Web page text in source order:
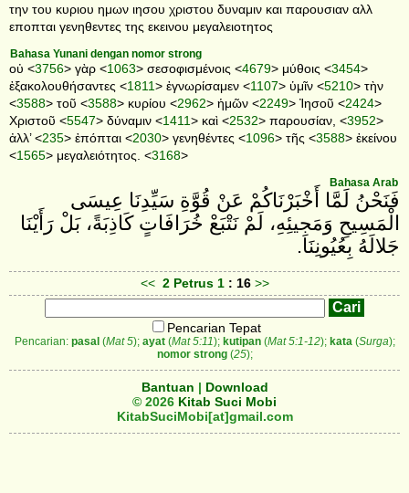
την του κυριου ημων ιησου χριστου δυναμιν και παρουσιαν αλλ
εποπται γενηθεντες της εκεινου μεγαλειοτητος
Bahasa Yunani dengan nomor strong
οὐ <3756> γὰρ <1063> σεσοφισμένοις <4679> μύθοις <3454>
ἐξακολουθήσαντες <1811> ἐγνωρίσαμεν <1107> ὑμῖν <5210> τὴν
<3588> τοῦ <3588> κυρίου <2962> ἡμῶν <2249> Ἰησοῦ <2424>
Χριστοῦ <5547> δύναμιν <1411> καὶ <2532> παρουσίαν, <3952>
ἀλλ’ <235> ἐπόπται <2030> γενηθέντες <1096> τῆς <3588> ἐκείνου
<1565> μεγαλειότητος. <3168>
Bahasa Arab
فَنَحْنُ لَمَّا أَخْبَرْنَاكُمْ عَنْ قُوَّةِ سَيِّدِنَا عِيسَى
الْمَسِيحِ وَمَجِيئِهِ، لَمْ نَتْبَعْ خُرَافَاتٍ كَاذِبَةً، بَلْ رَأَيْنَا
جَلالَهُ بِعُيُونِنَا.
<< 2 Petrus 1 : 16 >>
Pencarian Tepat
Pencarian: pasal(Mat 5); ayat(Mat 5:11); kutipan(Mat 5:1-12); kata (Surga);
nomor strong(25);
Bantuan | Download
© 2026 Kitab Suci Mobi
KitabSuciMobi[at]gmail.com